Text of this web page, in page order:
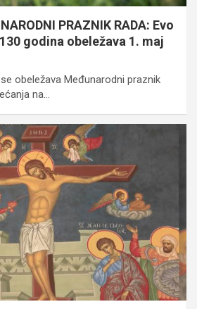
PRAZNIK RADA: Evo
godina obeležava 1. maj
obeležava Međunarodni praznik
na…